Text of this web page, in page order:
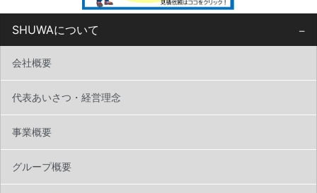
SHUWAについて
会社概要
代表あいさつ・経営理念
事業概要
グループ概要